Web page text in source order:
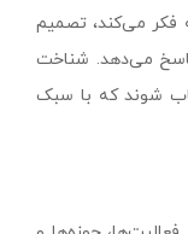
فکر می‌کند، تصمیم
پاسخ می‌دهد. شناخت
شوند که با سبک